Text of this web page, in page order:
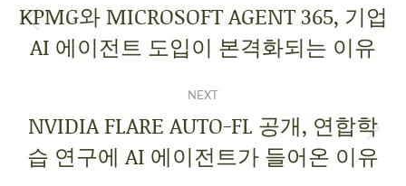
KPMG와 MICROSOFT AGENT 365, 기업
AI 에이전트 도입이 본격화되는 이유
NEXT
NVIDIA FLARE AUTO-FL 공개, 연합학
습 연구에 AI 에이전트가 들어온 이유